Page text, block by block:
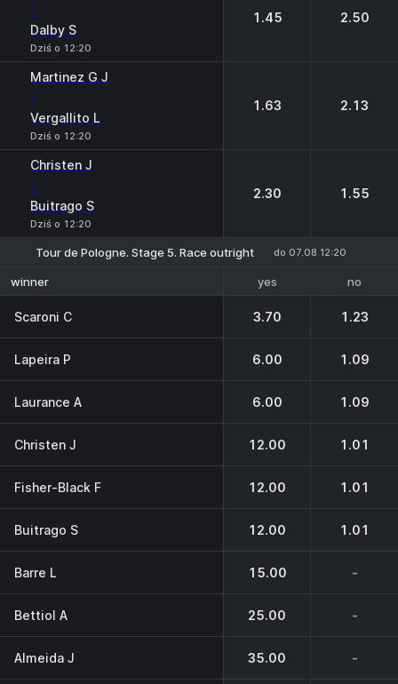
-
Dalby S
Dziś o 12:20
1.45 2.50
Martinez G J
-
Vergallito L
Dziś o 12:20
1.63 2.13
Christen J
-
Buitrago S
Dziś o 12:20
2.30 1.55
Tour de Pologne. Stage 5. Race outright do 07.08 12:20
winner yes no
Scaroni C 3.70 1.23
Lapeira P 6.00 1.09
Laurance A 6.00 1.09
Christen J 12.00 1.01
Fisher-Black F 12.00 1.01
Buitrago S 12.00 1.01
Barre L 15.00 -
Bettiol A 25.00 -
Almeida J 35.00 -